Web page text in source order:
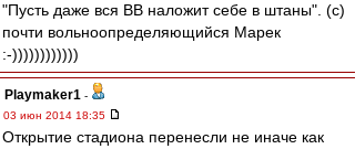
"Пусть даже вся ВВ наложит себе в штаны". (с)
почти вольноопределяющийся Марек
:-))))))))))))
Playmaker1 -
03 июн 2014 18:35
Открытие стадиона перенесли не иначе как